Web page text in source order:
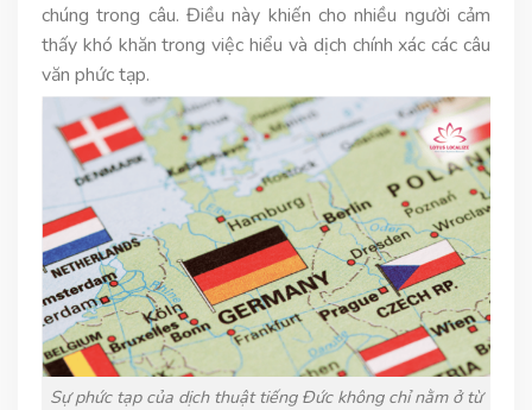
chúng trong câu. Điều này khiến cho nhiều người cảm
thấy khó khăn trong việc hiểu và dịch chính xác các câu
văn phức tạp.
Sự phức tạp của dịch thuật tiếng Đức không chỉ nằm ở từ